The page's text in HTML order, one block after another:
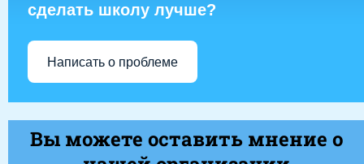
сделать школу лучше?
Написать о проблеме
Вы можете оставить мнение о